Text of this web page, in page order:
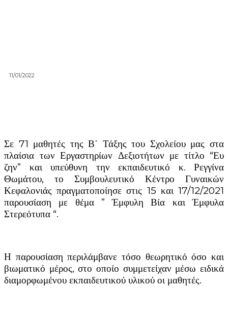
11/01/2022
Σε 71 μαθητές της Β΄ Τάξης του Σχολείου μας στα
πλαίσια των Εργαστηρίων Δεξιοτήτων με τίτλο “Ευ
ζην” και υπεύθυνη την εκπαιδευτικό κ. Ρεγγίνα
Θωμάτου, το Συμβουλευτικό Κέντρο Γυναικών
Κεφαλονιάς πραγματοποίησε στις 15 και 17/12/2021
παρουσίαση με θέμα ” Έμφυλη Βία και Έμφυλα
Στερεότυπα “.
Η παρουσίαση περιλάμβανε τόσο θεωρητικό όσο και
βιωματικό μέρος, στο οποίο συμμετείχαν μέσω ειδικά
διαμορφωμένου εκπαιδευτικού υλικού οι μαθητές.